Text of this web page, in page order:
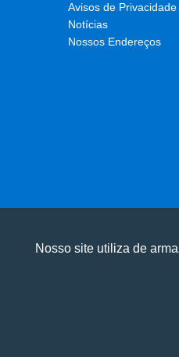
Avisos de Privacidade
Notícias
Nossos Endereços
Nosso site utiliza de